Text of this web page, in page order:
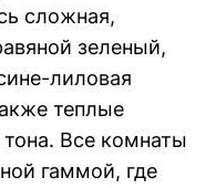
сложная,
зеленый,
лиловая
теплые
Все комнаты
гаммой, где